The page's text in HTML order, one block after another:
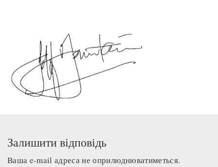
Залишити відповідь
Ваша e-mail адреса не оприлюднюватиметься.